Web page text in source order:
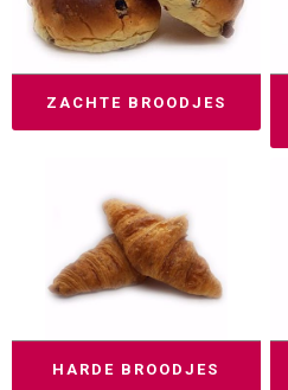
ZACHTE BROODJES
HARDE BROODJES